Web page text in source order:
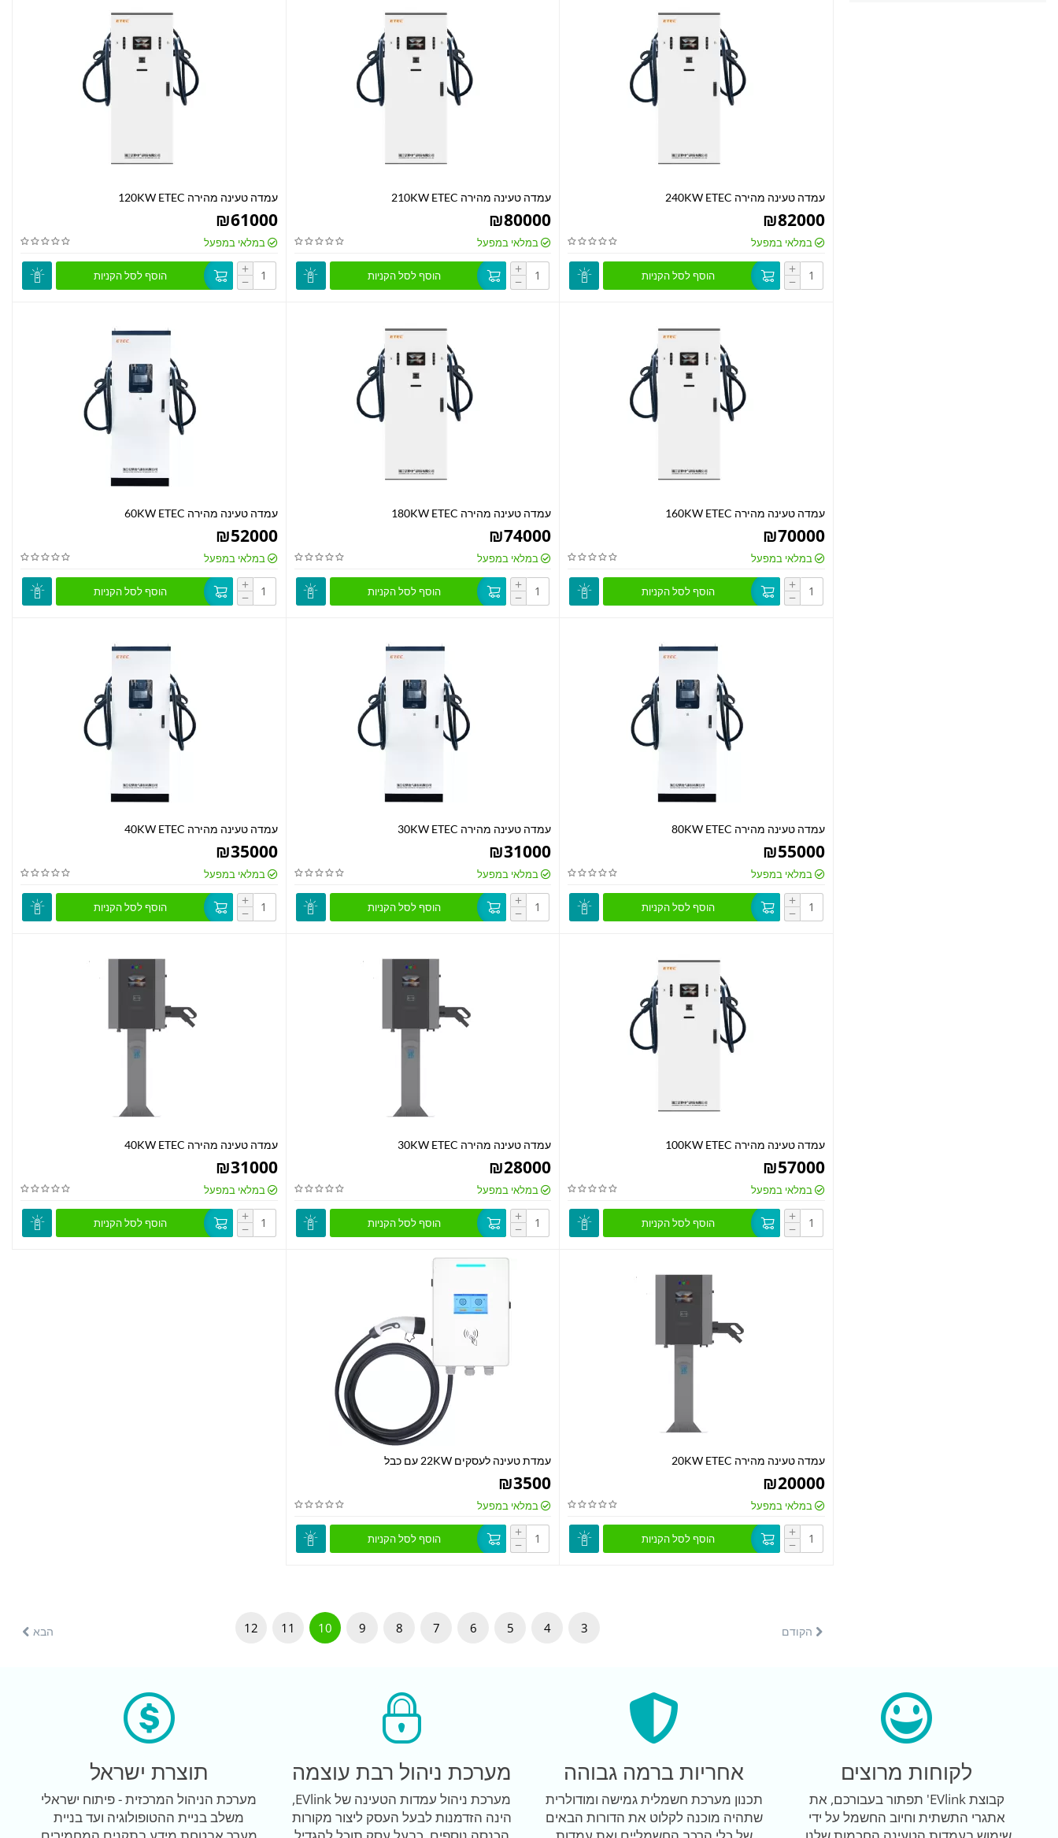
עמדה טעינה מהירה 240KW ETEC
₪82000
במלאי במפעל
+
− הוסף לסל הקניות
עמדה טעינה מהירה 210KW ETEC
₪80000
במלאי במפעל
+
− הוסף לסל הקניות
עמדה טעינה מהירה 120KW ETEC
₪61000
במלאי במפעל
+
− הוסף לסל הקניות
עמדה טעינה מהירה 160KW ETEC
₪70000
במלאי במפעל
+
− הוסף לסל הקניות
עמדה טעינה מהירה 180KW ETEC
₪74000
במלאי במפעל
+
− הוסף לסל הקניות
עמדה טעינה מהירה 60KW ETEC
₪52000
במלאי במפעל
+
− הוסף לסל הקניות
עמדה טעינה מהירה 80KW ETEC
₪55000
במלאי במפעל
+
− הוסף לסל הקניות
עמדה טעינה מהירה 30KW ETEC
₪31000
במלאי במפעל
+
− הוסף לסל הקניות
עמדה טעינה מהירה 40KW ETEC
₪35000
במלאי במפעל
+
− הוסף לסל הקניות
עמדה טעינה מהירה 100KW ETEC
₪57000
במלאי במפעל
+
− הוסף לסל הקניות
עמדה טעינה מהירה 30KW ETEC
₪28000
במלאי במפעל
+
− הוסף לסל הקניות
עמדה טעינה מהירה 40KW ETEC
₪31000
במלאי במפעל
+
− הוסף לסל הקניות
עמדה טעינה מהירה 20KW ETEC
₪20000
במלאי במפעל
+
− הוסף לסל הקניות
עמדת טעינה לעסקים 22KW עם כבל
₪3500
במלאי במפעל
+
− הוסף לסל הקניות
הקודם 3
4
5
6
7
8
9
10
11
12 הבא
לקוחות מרוצים
קבוצת EVlink' תפתור בעבורכם, את
אתגרי התשתית וחיוב החשמל על ידי
אחריות ברמה גבוהה
תכנון מערכת חשמלית גמישה ומודולרית
שתהיה מוכנה לקלוט את הדורות הבאים
מערכת ניהול רבת עוצמה
מערכת ניהול עמדות הטעינה של EVlink,
הינה הזדמנות לבעל העסק ליצור מקורות
תוצרת ישראל
מערכת הניהול המרכזית - פיתוח ישראלי
משלב בניית ההטופולוגיה ועד בניית